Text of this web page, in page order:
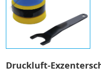
Druckluft-